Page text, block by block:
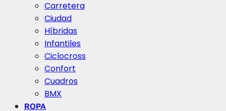
Carretera
Ciudad
Híbridas
Infantiles
Ciclocross
Confort
Cuadros
BMX
ROPA